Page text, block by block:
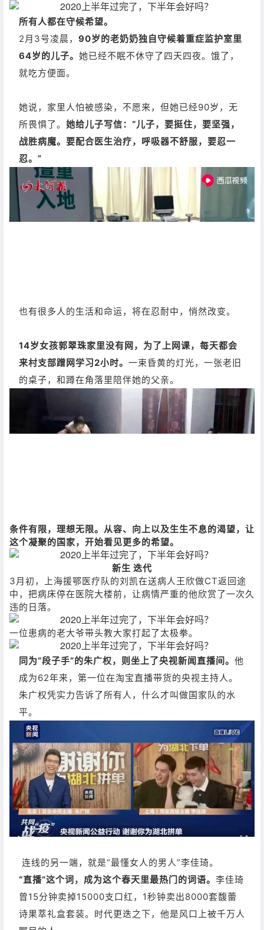
所有人都在守候希望。
2月3号凌晨， 90岁的老奶奶独自守候着重症监护室里
64岁的儿子。 她已经不眠不休守了四天四夜。饿了，
就吃方便面。
她说，家里人怕被感染，不愿来，但她已经90岁，无
所畏惧了。 她给儿子写信： “儿子，要挺住，要坚强，
战胜病魔。 要配合医生治疗，呼吸器不舒服，要忍一
忍。 ”
也有很多人的生活和命运，将在忍耐中，悄然改变。
14岁女孩郭翠珠家里没有网，为了上网课，每天都会
来村支部蹭网学习2小时。 一束昏黄的灯光，一张老旧
的桌子，和蹲在角落里陪伴她的父亲。
条件有限，理想无限。 从容、向上以及生生不息的渴望，让
这个凝聚的国家，开始看见更多的希望。
新生 迭代
3月初，上海援鄂医疗队的刘凯在送病人王欣做CT返回途
中，把病床停在医院大楼前，让病情严重的他欣赏了一次久
违的日落。
一位患病的老大爷带头教大家打起了太极拳。
同为“段子手”的朱广权，则坐上了央视新闻直播间。 他
成为62年来，第一位在淘宝直播带货的央视主持人。
朱广权凭实力告诉了所有人，什么才叫做国家队的水
平。
连线的另一端，就是“最懂女人的男人”李佳琦。
“直播”这个词，成为这个春天里最热门的词语。 李佳琦
曾15分钟卖掉15000支口红，1秒钟卖出8000套馥蕾
诗果萃礼盒套装。 时代更迭之下，他是风口上被千万人